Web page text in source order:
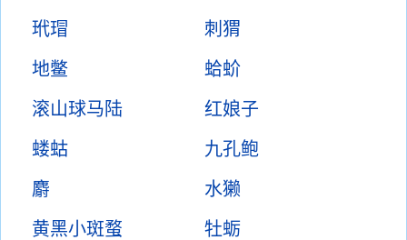
玳瑁
刺猬
地鳖
蛤蚧
滚山球马陆
红娘子
蝼蛄
九孔鲍
麝
水獭
黄黑小斑蝥
牡蛎